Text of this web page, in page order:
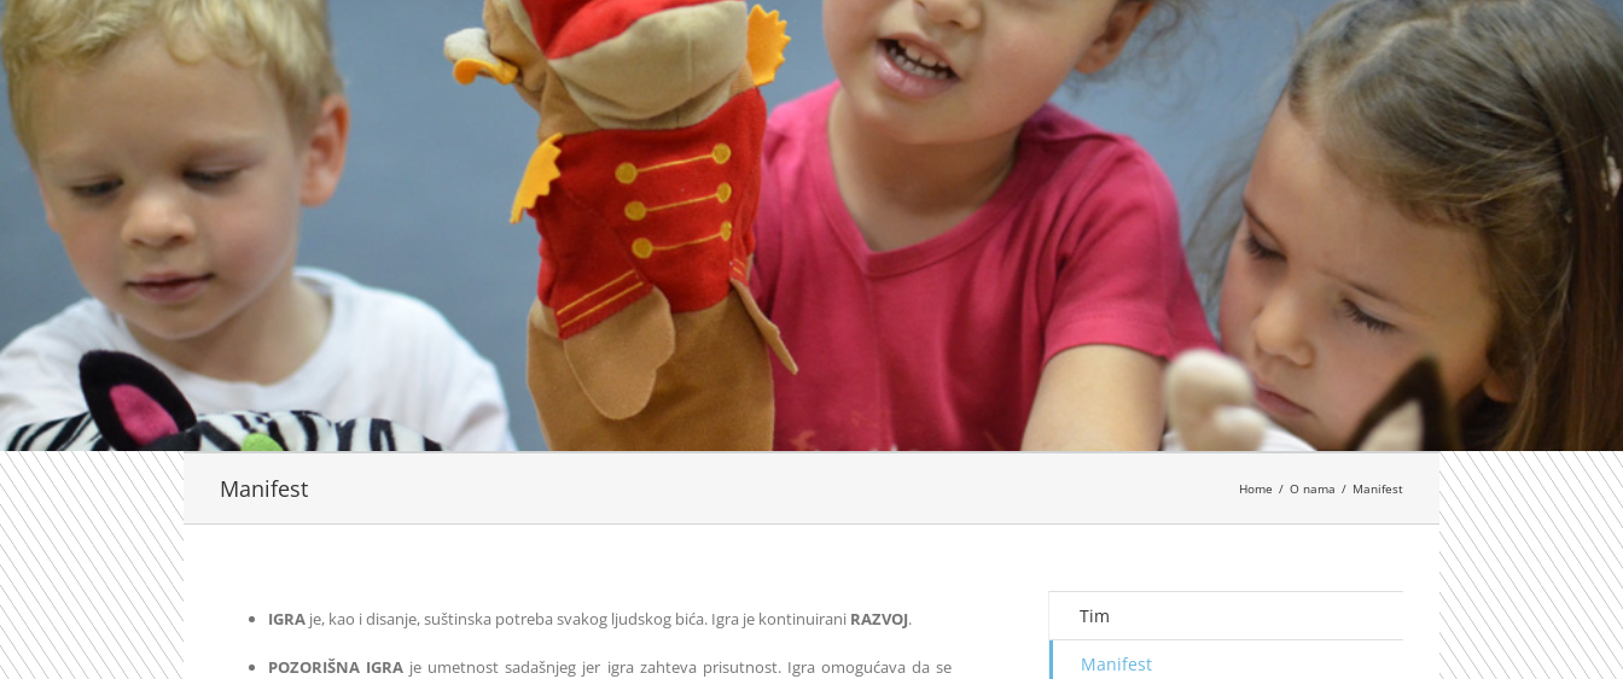
Manifest Home O nama Manifest
IGRA je, kao i disanje, suštinska potreba svakog ljudskog bića. Igra je kontinuirani RAZVOJ.
POZORIŠNA IGRA je umetnost sadašnjeg jer igra zahteva prisutnost. Igra omogućava da se
Tim
Manifest